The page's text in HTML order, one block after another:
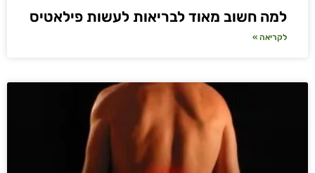
למה חשוב מאוד לבריאות לעשות פילאטיס
לקריאה »